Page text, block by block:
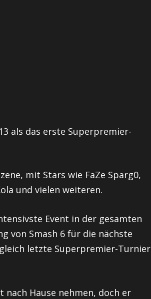
als das erste Superpremier-
mit Stars wie FaZe Sparg0,
und vielen weiteren.
Event in der gesamten
von Smash 6 für die nächste
letzte Superpremier-Turnier
Hause nehmen, doch er